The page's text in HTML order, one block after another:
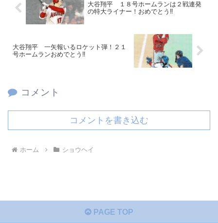
大谷翔平 １８号ホームランは２戦連発
の特大ライナー！おめでとう‼
大谷翔平 一矢報いるロケット弾！２１
号ホームランおめでとう‼
コメント
コメントを書き込む
ホーム ショウヘイ
PAGE TOP